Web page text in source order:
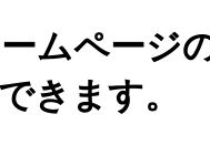
ムページ
きます。